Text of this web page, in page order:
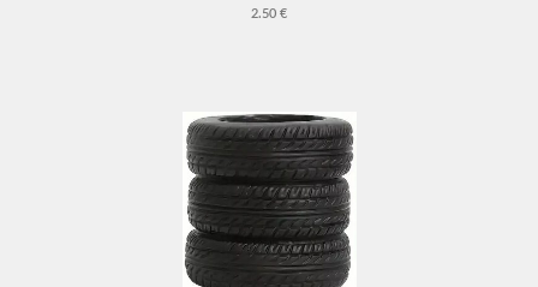
2.50 €